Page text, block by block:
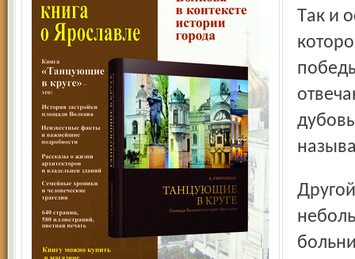
Так и осталось только груст­ное воспоминание о дереве,
Другой дуб, ровесник рыбинского, стоит и сейчас в